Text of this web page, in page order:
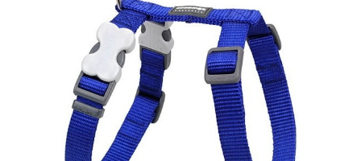
RED DINGO SELE, CLASSIC BLÅ